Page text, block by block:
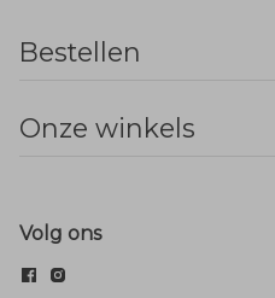
Bestellen
Onze winkels
Volg ons